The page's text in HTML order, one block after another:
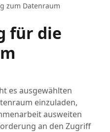
zum Datenraum
für die
es ausgewählten
einzuladen,
ausweiten
an den Zugriff